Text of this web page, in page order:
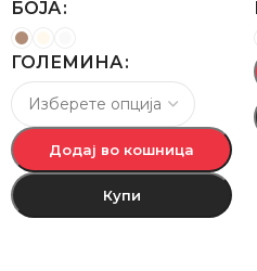
БОЈА
ГОЛЕМИНА
Додај во кошница
Купи